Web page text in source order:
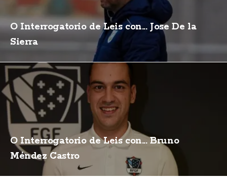
O Interrogatorio de Leis con... Jose De la
Sierra
O Interrogatorio de Leis con... Bruno
Méndez Castro